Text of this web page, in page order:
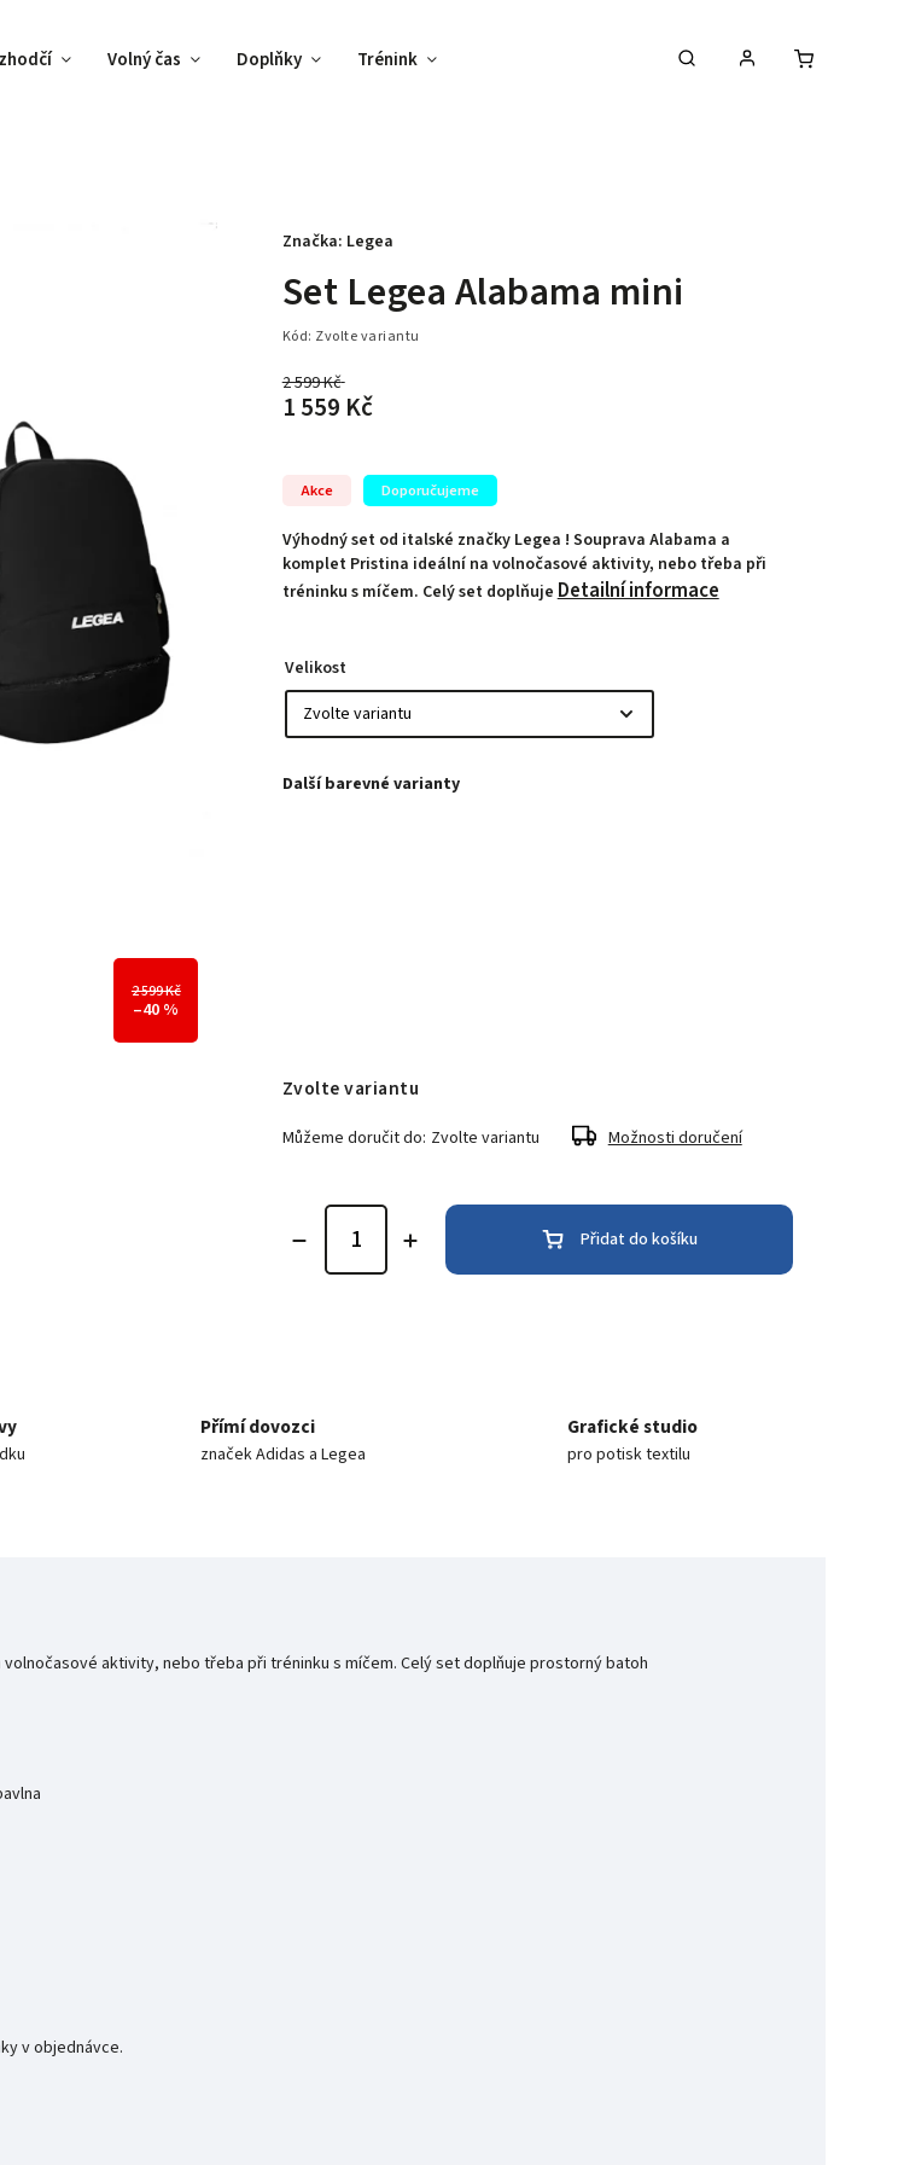
Volný čas Doplňky Trénink Vybav svůj tým !
2 599 Kč
–40 %
Set Legea Alabama mini
Kód: Zvolte variantu
2 599 Kč
1 559 Kč
Akce Doporučujeme
Výhodný set od italské značky Legea ! Souprava Alabama a
komplet Pristina ideální na volnočasové aktivity, nebo třeba při
tréninku s míčem. Celý set doplňujeDetailní informace
Značka: Legea
Velikost
Zvolte variantu
Můžeme doručit do: Zvolte variantu Možnosti doručení
Přidat do košíku
Přímí dovozci
značek Adidas a Legea
Grafické studio
pro potisk textilu
aktivity, nebo třeba při tréninku s míčem. Celý set doplňuje prostorný batoh
v objednávce.